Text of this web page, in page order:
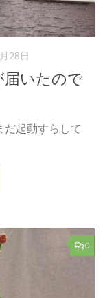
28日
届いたので
だ起動すらして
0